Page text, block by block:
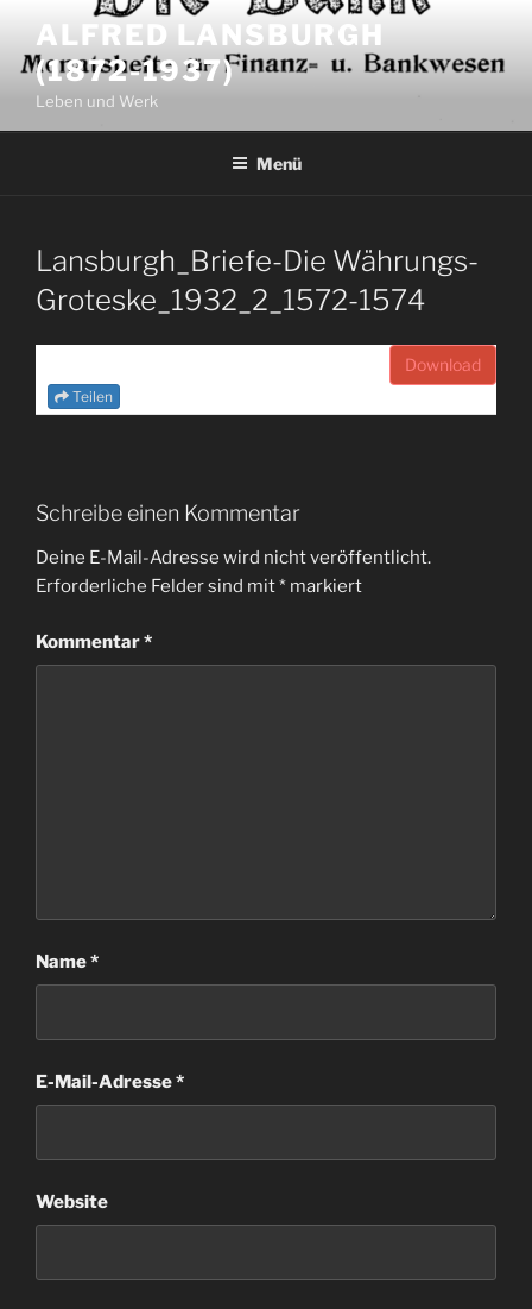
Inhalt
springen
ALFRED LANSBURGH
(1872-1937)
Leben und Werk
Menü
Lansburgh_Briefe-Die Währungs-
Groteske_1932_2_1572-1574
Download
Teilen
Schreibe einen Kommentar
Deine E-Mail-Adresse wird nicht veröffentlicht.
Erforderliche Felder sind mit* markiert
Kommentar*
Name*
E-Mail-Adresse*
Website